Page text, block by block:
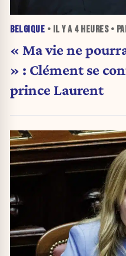
BELGIQUE • IL Y A 4 HEURES•
« Ma vie ne
» : Clément se
prince Laurent